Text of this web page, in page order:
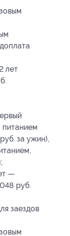
лет
за ужин),
—
руб.
заездов